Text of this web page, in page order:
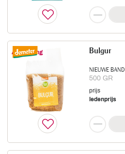
Aanbieding
NIEUWE BAND
500 GR
Bulgur
prijs
ledenprijs